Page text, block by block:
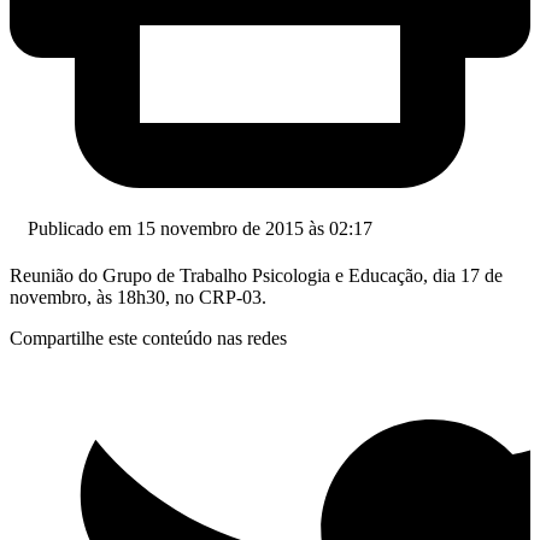
Publicado em 15 novembro de 2015 às 02:17
Reunião do Grupo de Trabalho Psicologia e Educação, dia 17 de
novembro, às 18h30, no CRP-03.
Compartilhe este conteúdo nas redes